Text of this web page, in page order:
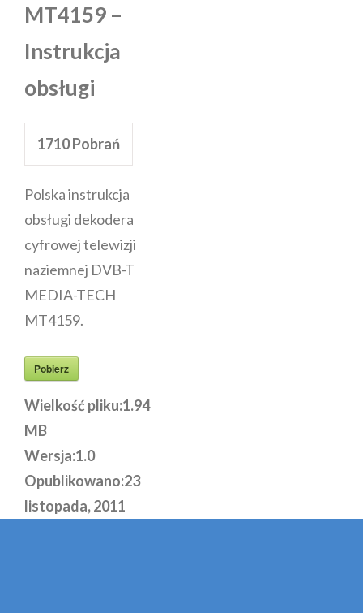
MT4159 –
Instrukcja
obsługi
1710Pobrań
Polska instrukcja
obsługi dekodera
cyfrowej telewizji
naziemnej DVB-T
MEDIA-TECH
MT4159.
Pobierz
Wielkość pliku:1.94
MB
Wersja:1.0
Opublikowano:23
listopada, 2011